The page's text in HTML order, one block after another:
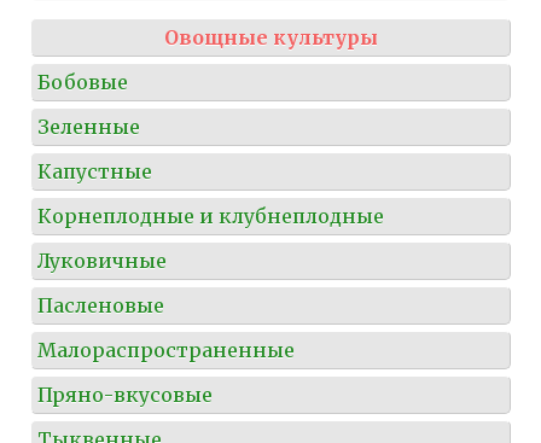
Овощные культуры
Бобовые
Зеленные
Капустные
Корнеплодные и клубнеплодные
Луковичные
Пасленовые
Малораспространенные
Пряно-вкусовые